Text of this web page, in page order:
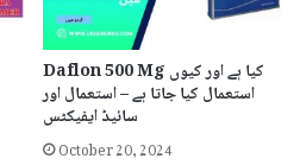
Daflon 500 Mg کیا ہے اور کیوں
استعمال کیا جاتا ہے – استعمال اور
سائیڈ ایفیکٹس
October 20, 2024